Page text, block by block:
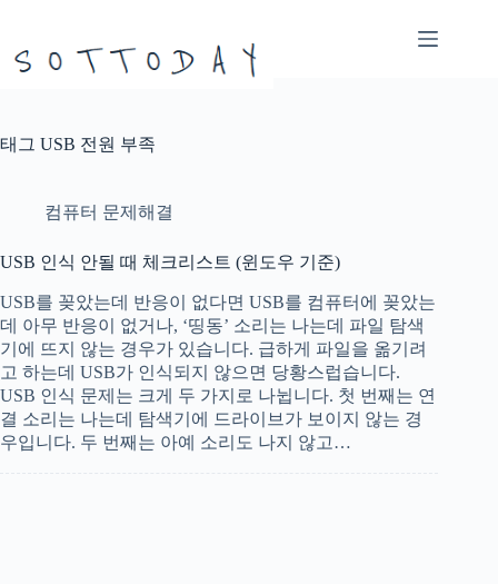
으
뛰
태그 USB 전원 부족
컴퓨터 문제해결
USB 인식 안될 때 체크리스트 (윈도우 기준)
USB를 꽂았는데 반응이 없다면 USB를 컴퓨터에 꽂았는
데 아무 반응이 없거나, ‘띵동’ 소리는 나는데 파일 탐색
기에 뜨지 않는 경우가 있습니다. 급하게 파일을 옮기려
고 하는데 USB가 인식되지 않으면 당황스럽습니다.
USB 인식 문제는 크게 두 가지로 나뉩니다. 첫 번째는 연
결 소리는 나는데 탐색기에 드라이브가 보이지 않는 경
우입니다. 두 번째는 아예 소리도 나지 않고…